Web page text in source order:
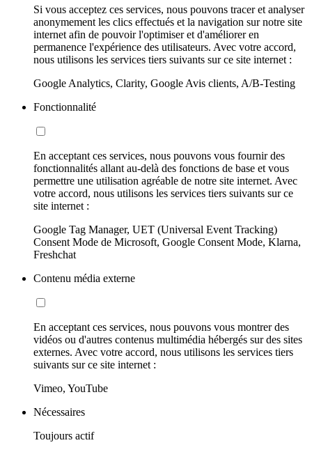
Si vous acceptez ces services, nous pouvons tracer et analyser
anonymement les clics effectués et la navigation sur notre site
internet afin de pouvoir l'optimiser et d'améliorer en
permanence l'expérience des utilisateurs. Avec votre accord,
nous utilisons les services tiers suivants sur ce site internet :
Google Analytics, Clarity, Google Avis clients, A/B-Testing
Fonctionnalité
En acceptant ces services, nous pouvons vous fournir des
fonctionnalités allant au-delà des fonctions de base et vous
permettre une utilisation agréable de notre site internet. Avec
votre accord, nous utilisons les services tiers suivants sur ce
site internet :
Google Tag Manager, UET (Universal Event Tracking)
Consent Mode de Microsoft, Google Consent Mode, Klarna,
Freshchat
Contenu média externe
En acceptant ces services, nous pouvons vous montrer des
vidéos ou d'autres contenus multimédia hébergés sur des sites
externes. Avec votre accord, nous utilisons les services tiers
suivants sur ce site internet :
Vimeo, YouTube
Nécessaires
Toujours actif